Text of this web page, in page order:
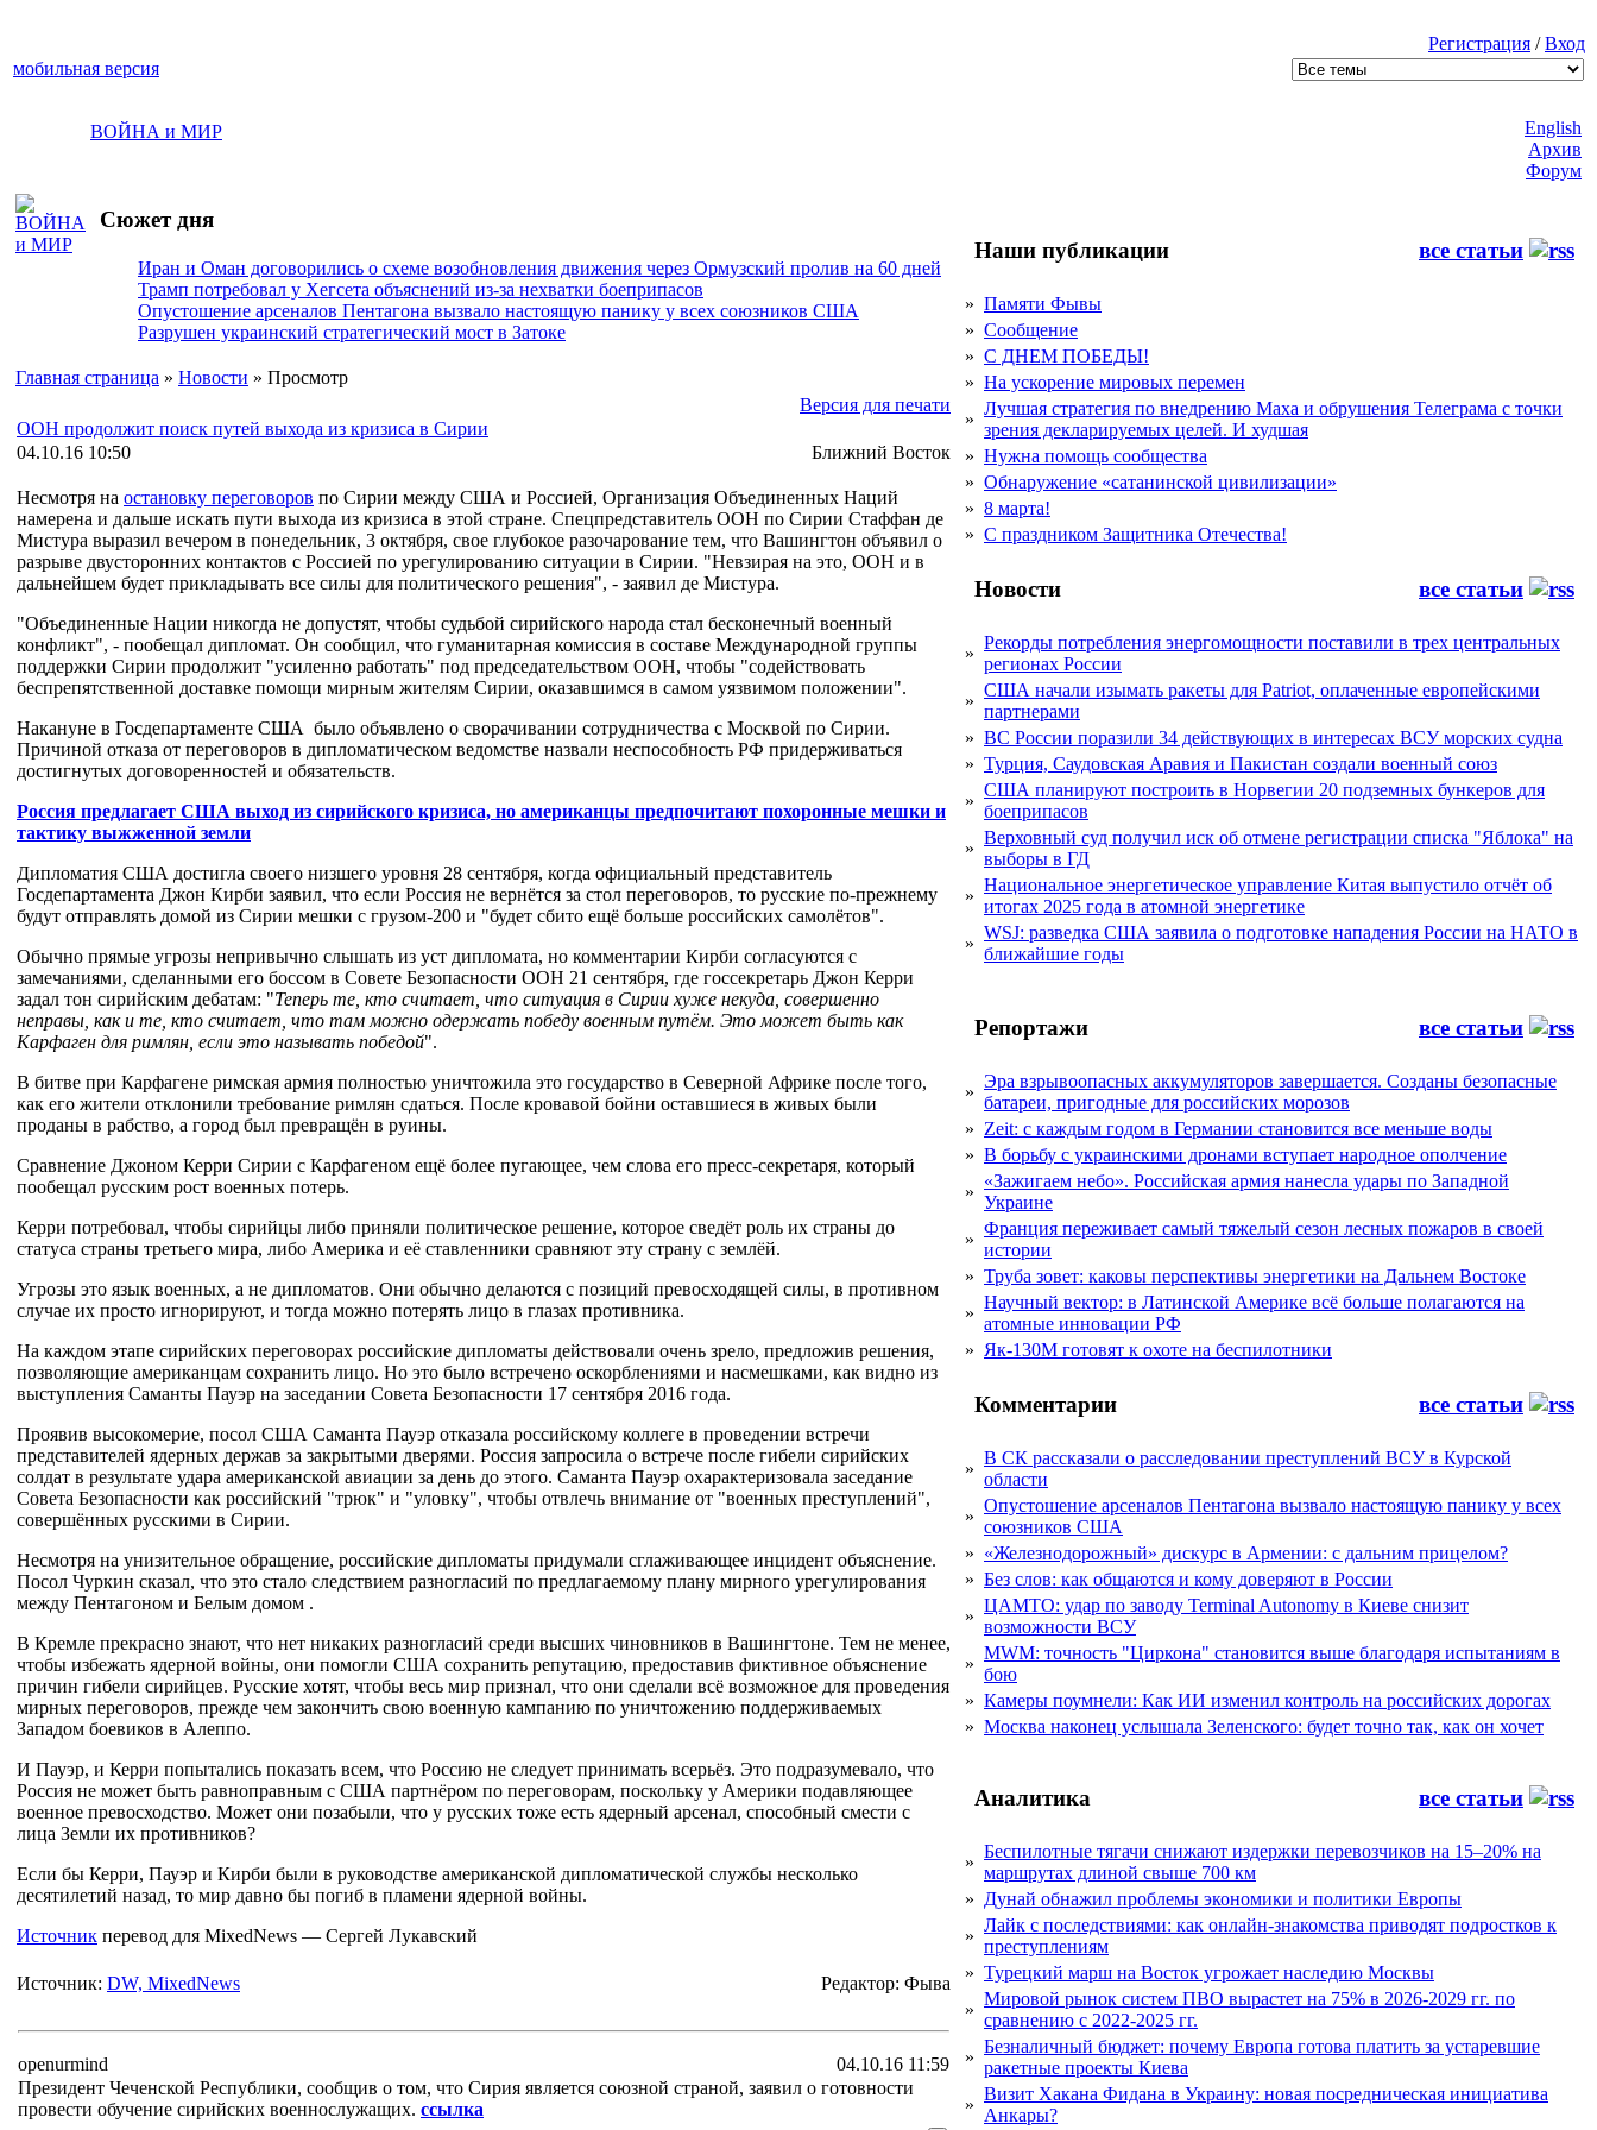
Регистрация /Вход
мобильная версия
ВОЙНА и МИР
Сюжет дня
Иран и Оман договорились о схеме возобновления движения через Ормузский пролив на 60 дней
Трамп потребовал у Хегсета объяснений из-за нехватки боеприпасов
Опустошение арсеналов Пентагона вызвало настоящую панику у всех союзников США
Разрушен украинский стратегический мост в Затоке
Главная страница » Новости » Просмотр
Версия для печати
ООН продолжит поиск путей выхода из кризиса в Сирии
04.10.16 10:50
Ближний Восток
Несмотря на остановку переговоров по Сирии между США и Россией, Организация Объединенных Наций
намерена и дальше искать пути выхода из кризиса в этой стране. Спецпредставитель ООН по Сирии Стаффан де
Мистура выразил вечером в понедельник, 3 октября, свое глубокое разочарование тем, что Вашингтон объявил о
разрыве двусторонних контактов с Россией по урегулированию ситуации в Сирии. "Невзирая на это, ООН и в
дальнейшем будет прикладывать все силы для политического решения", - заявил де Мистура.
"Объединенные Нации никогда не допустят, чтобы судьбой сирийского народа стал бесконечный военный
конфликт", - пообещал дипломат. Он сообщил, что гуманитарная комиссия в составе Международной группы
поддержки Сирии продолжит "усиленно работать" под председательством ООН, чтобы "содействовать
беспрепятственной доставке помощи мирным жителям Сирии, оказавшимся в самом уязвимом положении".
Накануне в Госдепартаменте США было объявлено о сворачивании сотрудничества с Москвой по Сирии.
Причиной отказа от переговоров в дипломатическом ведомстве назвали неспособность РФ придерживаться
достигнутых договоренностей и обязательств.
Россия предлагает США выход из сирийского кризиса, но американцы предпочитают похоронные мешки и
тактику выжженной земли
Дипломатия США достигла своего низшего уровня 28 сентября, когда официальный представитель
Госдепартамента Джон Кирби заявил, что если Россия не вернётся за стол переговоров, то русские по-прежнему
будут отправлять домой из Сирии мешки с грузом-200 и "будет сбито ещё больше российских самолётов".
Обычно прямые угрозы непривычно слышать из уст дипломата, но комментарии Кирби согласуются с
замечаниями, сделанными его боссом в Совете Безопасности ООН 21 сентября, где госсекретарь Джон Керри
задал тон сирийским дебатам: "Теперь те, кто считает, что ситуация в Сирии хуже некуда, совершенно
неправы, как и те, кто считает, что там можно одержать победу военным путём. Это может быть как
Карфаген для римлян, если это называть победой".
В битве при Карфагене римская армия полностью уничтожила это государство в Северной Африке после того,
как его жители отклонили требование римлян сдаться. После кровавой бойни оставшиеся в живых были
проданы в рабство, а город был превращён в руины.
Сравнение Джоном Керри Сирии с Карфагеном ещё более пугающее, чем слова его пресс-секретаря, который
пообещал русским рост военных потерь.
Керри потребовал, чтобы сирийцы либо приняли политическое решение, которое сведёт роль их страны до
статуса страны третьего мира, либо Америка и её ставленники сравняют эту страну с землёй.
Угрозы это язык военных, а не дипломатов. Они обычно делаются с позиций превосходящей силы, в противном
случае их просто игнорируют, и тогда можно потерять лицо в глазах противника.
На каждом этапе сирийских переговорах российские дипломаты действовали очень зрело, предложив решения,
позволяющие американцам сохранить лицо. Но это было встречено оскорблениями и насмешками, как видно из
выступления Саманты Пауэр на заседании Совета Безопасности 17 сентября 2016 года.
Проявив высокомерие, посол США Саманта Пауэр отказала российскому коллеге в проведении встречи
представителей ядерных держав за закрытыми дверями. Россия запросила о встрече после гибели сирийских
солдат в результате удара американской авиации за день до этого. Саманта Пауэр охарактеризовала заседание
Совета Безопасности как российский "трюк" и "уловку", чтобы отвлечь внимание от "военных преступлений",
совершённых русскими в Сирии.
Несмотря на унизительное обращение, российские дипломаты придумали сглаживающее инцидент объяснение.
Посол Чуркин сказал, что это стало следствием разногласий по предлагаемому плану мирного урегулирования
между Пентагоном и Белым домом .
В Кремле прекрасно знают, что нет никаких разногласий среди высших чиновников в Вашингтоне. Тем не менее,
чтобы избежать ядерной войны, они помогли США сохранить репутацию, предоставив фиктивное объяснение
причин гибели сирийцев. Русские хотят, чтобы весь мир признал, что они сделали всё возможное для проведения
мирных переговоров, прежде чем закончить свою военную кампанию по уничтожению поддерживаемых
Западом боевиков в Алеппо.
И Пауэр, и Керри попытались показать всем, что Россию не следует принимать всерьёз. Это подразумевало, что
Россия не может быть равноправным с США партнёром по переговорам, поскольку у Америки подавляющее
военное превосходство. Может они позабыли, что у русских тоже есть ядерный арсенал, способный смести с
лица Земли их противников?
Если бы Керри, Пауэр и Кирби были в руководстве американской дипломатической службы несколько
десятилетий назад, то мир давно бы погиб в пламени ядерной войны.
Источник перевод для MixedNews — Сергей Лукавский
Источник: DW, MixedNews Редактор: Фыва
openurmind
04.10.16 11:59
Президент Чеченской Республики, сообщив о том, что Сирия является союзной страной, заявил о готовности
провести обучение сирийских военнослужащих. ссылка
English
Архив
Форум
Наши публикации все статьи
» Памяти Фывы
» Сообщение
» С ДНЕМ ПОБЕДЫ!
» На ускорение мировых перемен
»
Лучшая стратегия по внедрению Маха и обрушения Телеграма с точки
зрения декларируемых целей. И худшая
» Нужна помощь сообщества
» Обнаружение «сатанинской цивилизации»
» 8 марта!
» С праздником Защитника Отечества!
Новости все статьи
»
Рекорды потребления энергомощности поставили в трех центральных
регионах России
»
США начали изымать ракеты для Patriot, оплаченные европейскими
партнерами
» ВС России поразили 34 действующих в интересах ВСУ морских судна
» Турция, Саудовская Аравия и Пакистан создали военный союз
»
США планируют построить в Норвегии 20 подземных бункеров для
боеприпасов
»
Верховный суд получил иск об отмене регистрации списка "Яблока" на
выборы в ГД
»
Национальное энергетическое управление Китая выпустило отчёт об
итогах 2025 года в атомной энергетике
»
WSJ: разведка США заявила о подготовке нападения России на НАТО в
ближайшие годы
Репортажи все статьи
»
Эра взрывоопасных аккумуляторов завершается. Созданы безопасные
батареи, пригодные для российских морозов
» Zeit: с каждым годом в Германии становится все меньше воды
» В борьбу с украинскими дронами вступает народное ополчение
»
«Зажигаем небо». Российская армия нанесла удары по Западной
Украине
»
Франция переживает самый тяжелый сезон лесных пожаров в своей
истории
» Труба зовет: каковы перспективы энергетики на Дальнем Востоке
»
Научный вектор: в Латинской Америке всё больше полагаются на
атомные инновации РФ
» Як-130М готовят к охоте на беспилотники
Комментарии все статьи
»
В СК рассказали о расследовании преступлений ВСУ в Курской
области
»
Опустошение арсеналов Пентагона вызвало настоящую панику у всех
союзников США
» «Железнодорожный» дискурс в Армении: с дальним прицелом?
» Без слов: как общаются и кому доверяют в России
»
ЦАМТО: удар по заводу Terminal Autonomy в Киеве снизит
возможности ВСУ
»
MWM: точность "Циркона" становится выше благодаря испытаниям в
бою
» Камеры поумнели: Как ИИ изменил контроль на российских дорогах
» Москва наконец услышала Зеленского: будет точно так, как он хочет
Аналитика все статьи
»
Беспилотные тягачи снижают издержки перевозчиков на 15–20% на
маршрутах длиной свыше 700 км
» Дунай обнажил проблемы экономики и политики Европы
»
Лайк с последствиями: как онлайн-знакомства приводят подростков к
преступлениям
» Турецкий марш на Восток угрожает наследию Москвы
»
Мировой рынок систем ПВО вырастет на 75% в 2026-2029 гг. по
сравнению с 2022-2025 гг.
»
Безналичный бюджет: почему Европа готова платить за устаревшие
ракетные проекты Киева
»
Визит Хакана Фидана в Украину: новая посредническая инициатива
Анкары?